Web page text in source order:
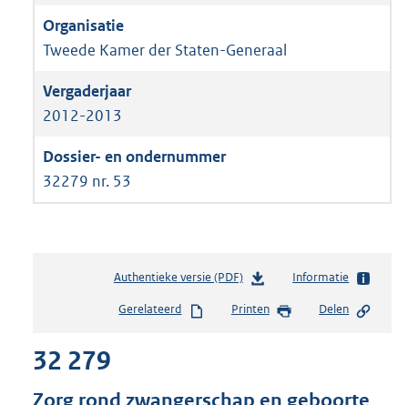
Tweede Kamer der Staten-Generaal
2012-2013
32279 nr. 53
Authentieke versie (PDF)b
s
Informatie
Gerelateerd Printen Delen
32 279